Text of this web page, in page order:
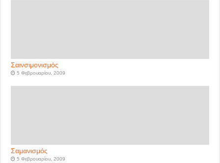
Σαινσιμονισμός
5 Φεβρουαρίου, 2009
Σαμανισμός
5 Φεβρουαρίου, 2009